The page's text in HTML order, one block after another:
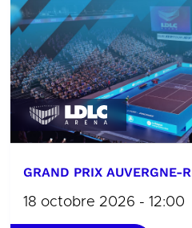
GRAND PRIX AUVERGNE-
18 octobre 2026 - 12:00